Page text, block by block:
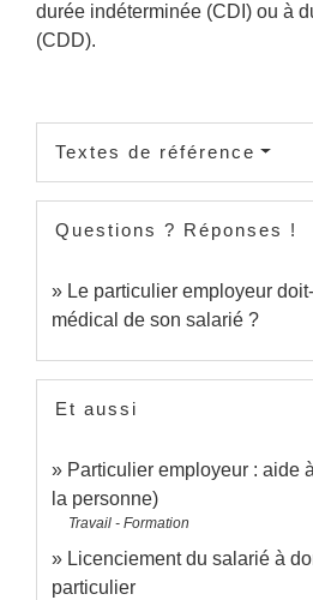
durée indéterminée (CDI) ou à
(CDD).
Textes de référence
Questions ? Réponses !
Le particulier employeur
médical de son salarié ?
Et aussi
Particulier employeur : aide
la personne)
Travail - Formation
Licenciement du salarié à
particulier